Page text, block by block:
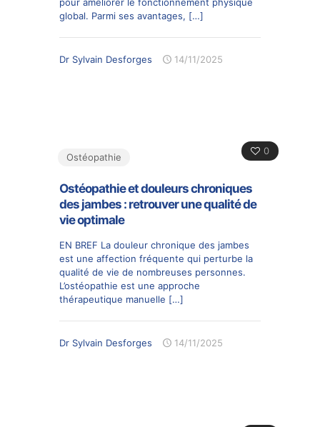
global. Parmi ses avantages, […]
Dr Sylvain Desforges 14/11/2025
0
Ostéopathie
Ostéopathie et douleurs chroniques
des jambes : retrouver une qualité de
vie optimale
EN BREF La douleur chronique des jambes
est une affection fréquente qui perturbe la
qualité de vie de nombreuses personnes.
L’ostéopathie est une approche
thérapeutique manuelle […]
Dr Sylvain Desforges 14/11/2025